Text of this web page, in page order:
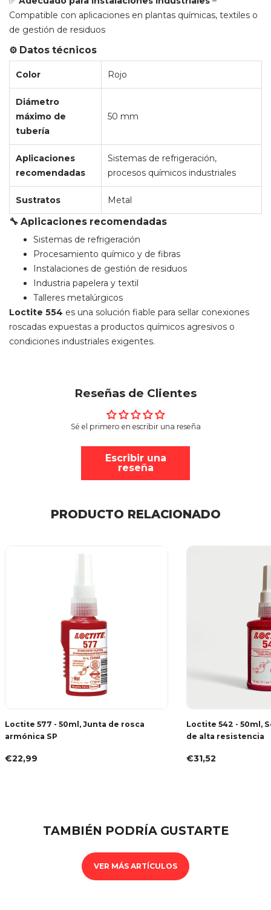
Compatible con aplicaciones en plantas químicas, textiles o
de gestión de residuos
⚙️ Datos técnicos
Color Rojo
Diámetro
máximo de
tubería
50 mm
Aplicaciones
recomendadas
Sistemas de refrigeración,
procesos químicos industriales
Sustratos Metal
🔧 Aplicaciones recomendadas
Sistemas de refrigeración
Procesamiento químico y de fibras
Instalaciones de gestión de residuos
Industria papelera y textil
Talleres metalúrgicos
Loctite 554 es una solución fiable para sellar conexiones
roscadas expuestas a productos químicos agresivos o
condiciones industriales exigentes.
Reseñas de Clientes
Sé el primero en escribir una reseña
Escribir una
reseña
PRODUCTO RELACIONADO
Loctite 577 - 50ml, Junta de rosca
armónica SP
€22,99
Loctite 542 - 50ml,
de alta resistencia
€31,52
TAMBIÉN PODRÍA GUSTARTE
VER MÁS ARTÍCULOS